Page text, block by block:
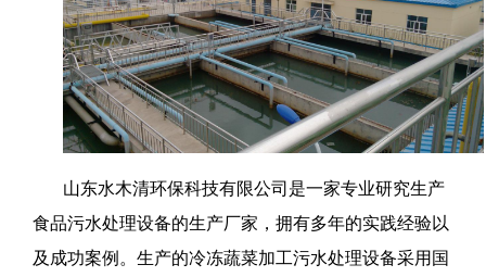
山东水木清环保科技有限公司是一家专业研究生产
食品污水处理设备的生产厂家，拥有多年的实践经验以
及成功案例。生产的冷冻蔬菜加工污水处理设备采用国